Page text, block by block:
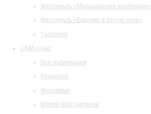
Фестиваль «Музыкальная коллекция»
Фестиваль «Барокко в белую ночь»
Гастроли
СМИ о нас
Все публикации
Рецензии
Интервью
Время Шостаковича